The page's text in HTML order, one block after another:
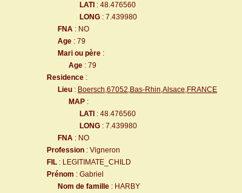
LATI : 48.476560
LONG : 7.439980
FNA : NO
Age : 79
Mari ou père :
Age : 79
Residence :
Lieu : Boersch,67052,Bas-Rhin,Alsace,FRANCE
MAP :
LATI : 48.476560
LONG : 7.439980
FNA : NO
Profession : Vigneron
FIL : LEGITIMATE_CHILD
Prénom : Gabriel
Nom de famille : HARBY